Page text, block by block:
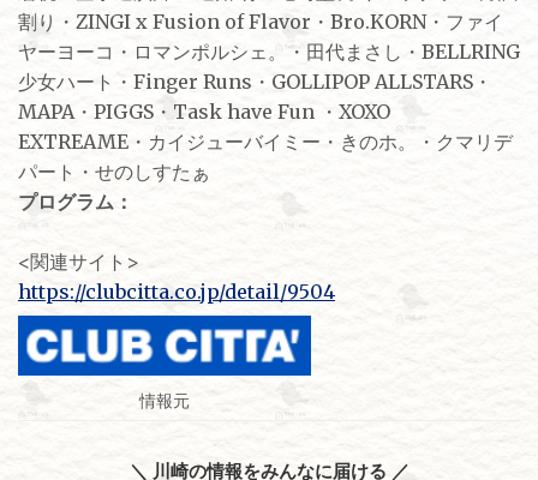
割り・ZINGI x Fusion of Flavor・Bro.KORN・ファイ
ヤーヨーコ・ロマンポルシェ。・田代まさし・BELLRING
少女ハート・Finger Runs・GOLLIPOP ALLSTARS・
MAPA・PIGGS・Task have Fun ・XOXO
EXTREAME・カイジューバイミー・きのホ。・クマリデ
パート・せのしすたぁ
プログラム：
<関連サイト>
https://clubcitta.co.jp/detail/9504
情報元
＼ 川崎の情報をみんなに届ける ／